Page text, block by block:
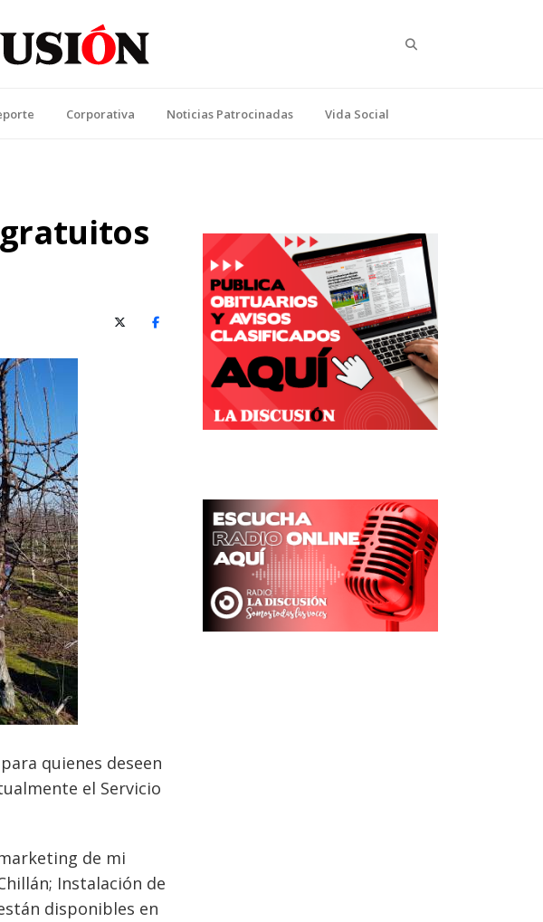
Corporativa Noticias Patrocinadas Vida Social
gratuitos
X (Twitter)Facebook
quienes deseen
el Servicio
de mi
Instalación de
disponibles en